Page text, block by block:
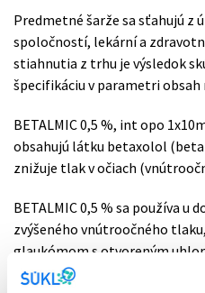
Predmetné šarže sa sťahujú z
spoločností, lekární a
stiahnutia z trhu je výsledok
špecifikáciu v parametri
BETALMIC 0,5 %, int opo
obsahujú látku betaxolol
znižuje tlak v očiach
BETALMIC 0,5 % sa používa u
zvýšeného vnútroočného
glaukómom s otvoreným
Môže sa používať